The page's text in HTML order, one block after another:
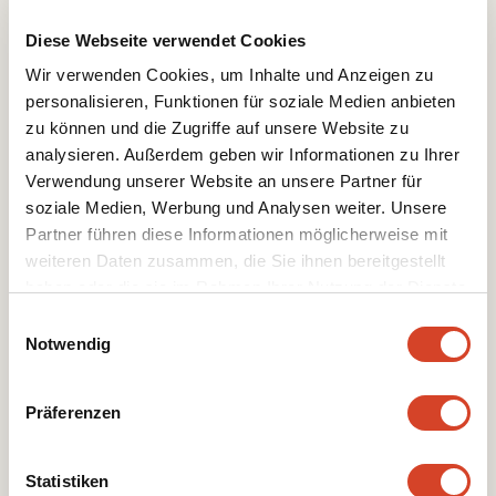
Diese Webseite verwendet Cookies
Wir verwenden Cookies, um Inhalte und Anzeigen zu
personalisieren, Funktionen für soziale Medien anbieten
zu können und die Zugriffe auf unsere Website zu
analysieren. Außerdem geben wir Informationen zu Ihrer
Verwendung unserer Website an unsere Partner für
soziale Medien, Werbung und Analysen weiter. Unsere
Partner führen diese Informationen möglicherweise mit
weiteren Daten zusammen, die Sie ihnen bereitgestellt
Notwendig
Präferenzen
Statistiken
Erich Sterchi